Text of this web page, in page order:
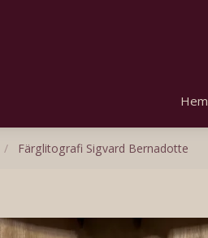
Hem
/ Färglitografi Sigvard Bernadotte